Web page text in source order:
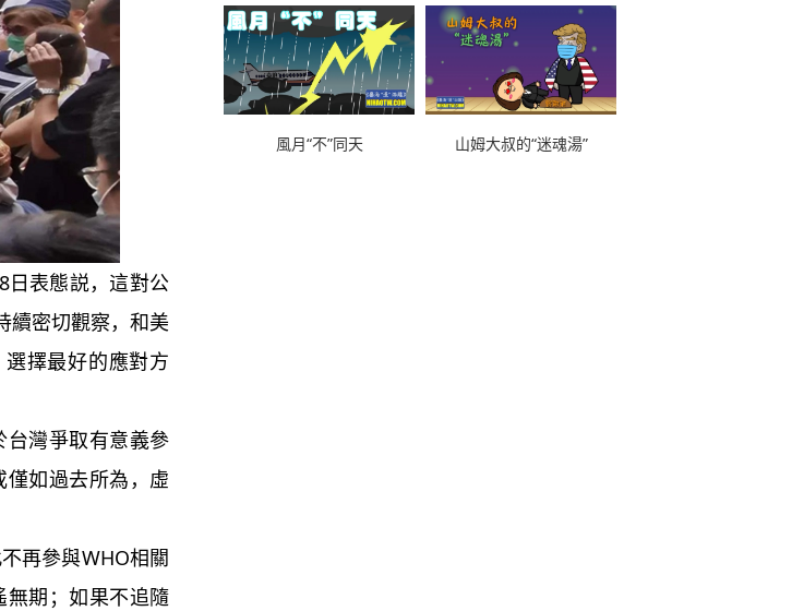
表態説，這對公
續密切觀察，和美
擇最好的應對方
灣爭取有意義參
如過去所為，虛
再參與WHO相關
無期；如果不追隨
風月“不”同天 山姆大叔的“迷魂湯”